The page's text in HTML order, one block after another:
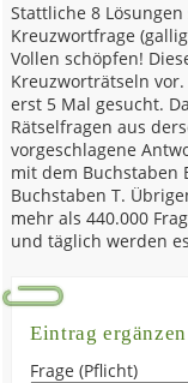
Stattliche 8
Kreuzwortfrage
Vollen schöpfen!
Kreuzworträtseln
erst 5 Mal gesucht.
Rätselfragen aus
vorgeschlagene
mit dem Buchstaben
Buchstaben T.
mehr als 440.000
und täglich werden
Eintrag
Frage (Pflicht)